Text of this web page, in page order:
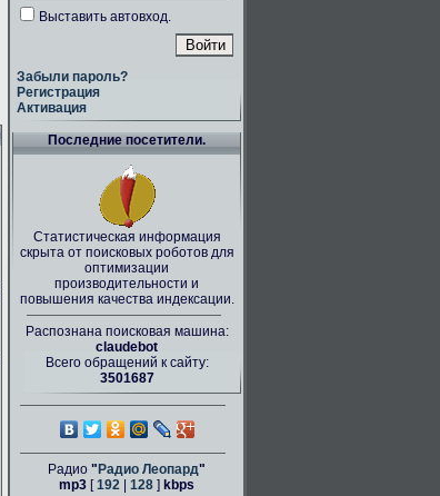
Выставить автовход.
Забыли пароль?
Регистрация
Активация
Последние посетители.
Статистическая информация
скрыта от поисковых роботов для
оптимизации
производительности и
повышения качества индексации.
Распознана поисковая машина:
claudebot
Всего обращений к сайту:
3501687
Радио " Радио Леопард"
mp3 [192 128 ] kbps